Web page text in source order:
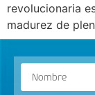
revolucionaria
madurez de